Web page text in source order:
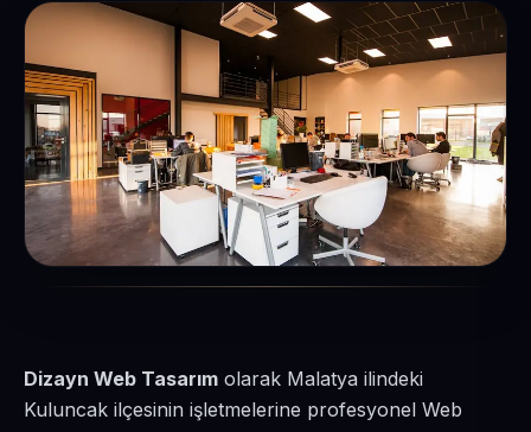
Dizayn Web Tasarım olarak Malatya ilindeki
Kuluncak ilçesinin işletmelerine profesyonel Web